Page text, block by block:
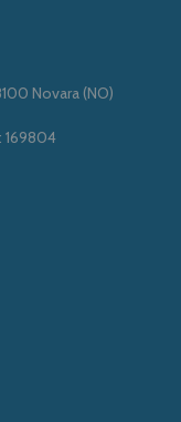
Novara (NO)
169804